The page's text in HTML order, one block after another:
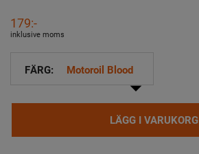
179:-
inklusive moms
FÄRG: Motoroil Blood
arrow_drop_down
LÄGG I VARUKORG